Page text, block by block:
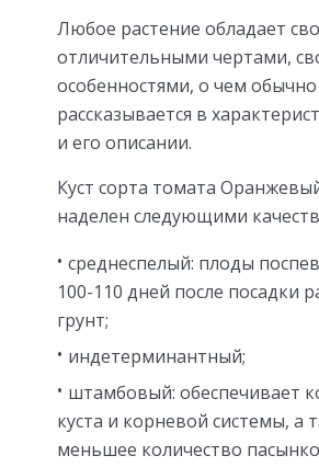
Любое растение обладает
отличительными чертами,
особенностями, о чем обычно
рассказывается в
и его описании.
Куст сорта томата
наделен следующими
среднеспелый: плоды
100-110 дней после посадки
грунт;
индетерминантный;
штамбовый: обеспечивает
куста и корневой системы, а
меньшее количество